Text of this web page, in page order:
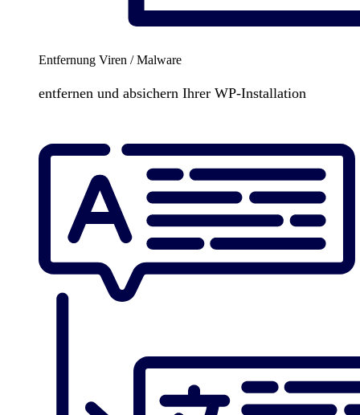
Entfernung Viren / Malware
entfernen und absichern Ihrer WP-Installation